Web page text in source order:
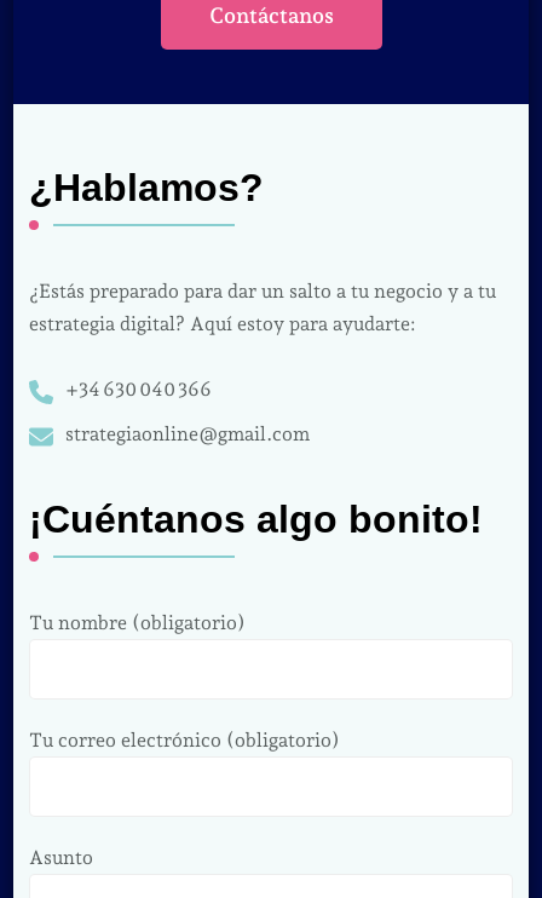
Contáctanos
¿Hablamos?
¿Estás preparado para dar un salto a tu negocio y a tu
estrategia digital? Aquí estoy para ayudarte:
+34 630 040 366
strategiaonline@gmail.com
¡Cuéntanos algo bonito!
Tu nombre (obligatorio)
Tu correo electrónico (obligatorio)
Asunto